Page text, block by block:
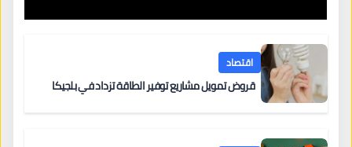
اقتصاد
قروض تمويل مشاريع توفير الطاقة تزداد في بلجيكا